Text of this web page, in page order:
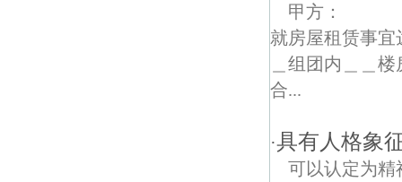
甲方：
就房屋租赁事
＿组团内＿＿
合...
·具有人格象
可以认定为精